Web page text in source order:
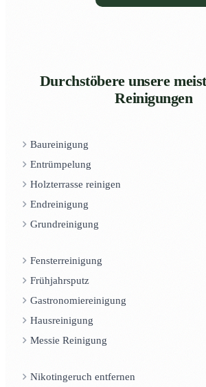
Durchstöbere unsere
Reinigungen
Baureinigung
Entrümpelung
Holzterrasse reinigen
Endreinigung
Grundreinigung
Fensterreinigung
Frühjahrsputz
Gastronomiereinigung
Hausreinigung
Messie Reinigung
Nikotingeruch entfernen